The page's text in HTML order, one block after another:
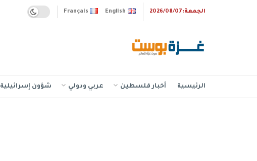
الجمعة:2026/08/07 Français English
الرئيسية أخبار فلسطين عربي ودولي شؤون إسرائيلية